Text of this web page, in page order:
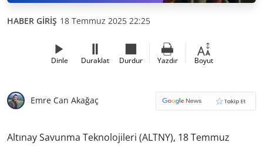
HABER GİRİŞ 18 Temmuz 2025 22:25
Dinle Duraklat Durdur Yazdır Boyut
Emre Can Akağaç
Altınay Savunma Teknolojileri (ALTNY), 18 Temmuz